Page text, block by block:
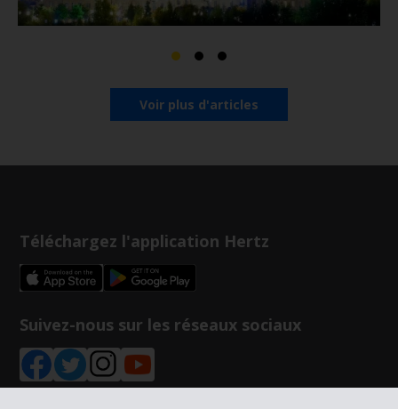
Voir plus d'articles
Téléchargez l'application Hertz
Suivez-nous sur les réseaux sociaux